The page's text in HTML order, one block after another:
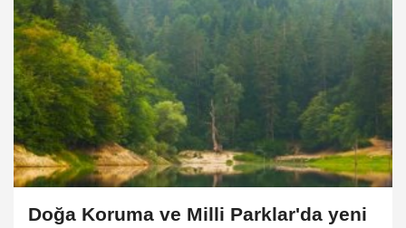
Doğa Koruma ve Milli Parklar'da yeni